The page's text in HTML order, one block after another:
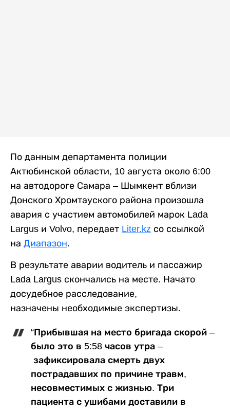
По данным департамента полиции
Актюбинской области, 10 августа около 6:00
на автодороге Самара – Шымкент вблизи
Донского Хромтауского района произошла
авария с участием автомобилей марок Lada
Largus и Volvo, передает Liter.kz со ссылкой
на Диапазон.
В результате аварии водитель и пассажир
Lada Largus скончались на месте. Начато
досудебное расследование,
назначены необходимые экспертизы.
“Прибывшая на место бригада скорой –
было это в 5:58 часов утра –
зафиксировала смерть двух
пострадавших по причине травм,
несовместимых с жизнью. Три
пациента с ушибами доставили в